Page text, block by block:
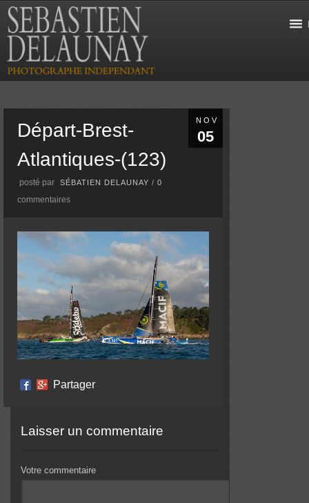
NOV
05
Départ-Brest-
Atlantiques-(123)
posté par SÉBATIEN DELAUNAY /0
commentaires
Partager
Laisser un commentaire
Votre commentaire